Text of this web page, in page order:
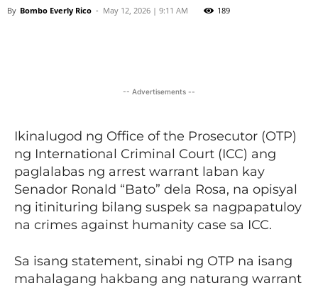
By Bombo Everly Rico - May 12, 2026 | 9:11 AM 189
-- Advertisements --
Ikinalugod ng Office of the Prosecutor (OTP)
ng International Criminal Court (ICC) ang
paglalabas ng arrest warrant laban kay
Senador Ronald “Bato” dela Rosa, na opisyal
ng itinituring bilang suspek sa nagpapatuloy
na crimes against humanity case sa ICC.
Sa isang statement, sinabi ng OTP na isang
mahalagang hakbang ang naturang warrant